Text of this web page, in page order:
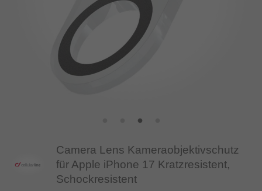
Camera Lens Kameraobjektivschutz
für Apple iPhone 17 Kratzresistent,
Schockresistent